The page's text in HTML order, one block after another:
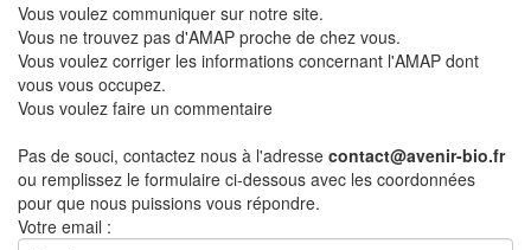
Vous voulez communiquer sur notre site.
Vous ne trouvez pas d'AMAP proche de chez vous.
Vous voulez corriger les informations concernant l'AMAP dont
vous vous occupez.
Vous voulez faire un commentaire
Pas de souci, contactez nous à l'adresse contact@avenir-bio.fr
ou remplissez le formulaire ci-dessous avec les coordonnées
pour que nous puissions vous répondre.
Votre email :